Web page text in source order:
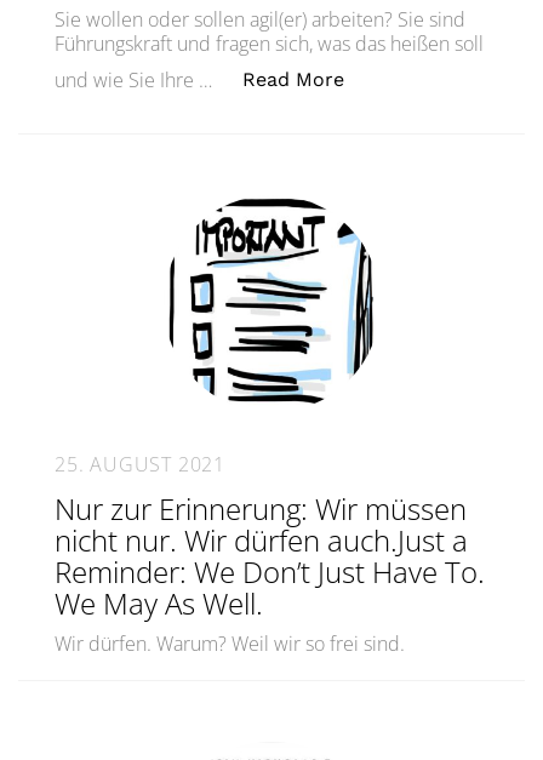
Sie wollen oder sollen agil(er) arbeiten? Sie sind
Führungskraft und fragen sich, was das heißen soll
und wie Sie Ihre …
Read More„Wie stelle ich das
25. AUGUST 2021
Nur zur Erinnerung: Wir müssen
nicht nur. Wir dürfen auch.Just a
Reminder: We Don’t Just Have To.
We May As Well.
Wir dürfen. Warum? Weil wir so frei sind.